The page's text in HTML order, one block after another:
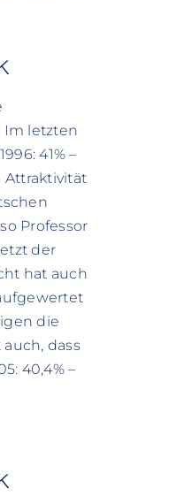
Im letzten
41% –
Attraktivität
Professor
der
hat auch
die
dass
40,4% –